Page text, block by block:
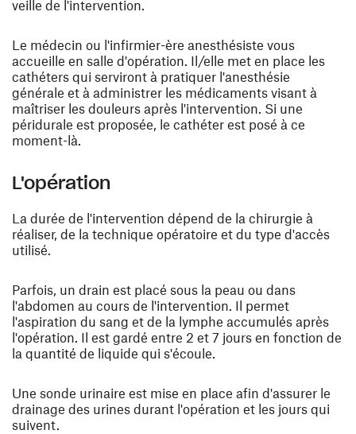
veille de l'intervention.
Le médecin ou l'infirmier-ère anesthésiste vous
accueille en salle d'opération. Il/elle met en place les
cathéters qui serviront à pratiquer l'anesthésie
générale et à administrer les médicaments visant à
maîtriser les douleurs après l'intervention. Si une
péridurale est proposée, le cathéter est posé à ce
moment-là.
L'opération
La durée de l'intervention dépend de la chirurgie à
réaliser, de la technique opératoire et du type d'accès
utilisé.
Parfois, un drain est placé sous la peau ou dans
l'abdomen au cours de l'intervention. Il permet
l'aspiration du sang et de la lymphe accumulés après
l'opération. Il est gardé entre 2 et 7 jours en fonction de
la quantité de liquide qui s'écoule.
Une sonde urinaire est mise en place afin d'assurer le
drainage des urines durant l'opération et les jours qui
suivent.